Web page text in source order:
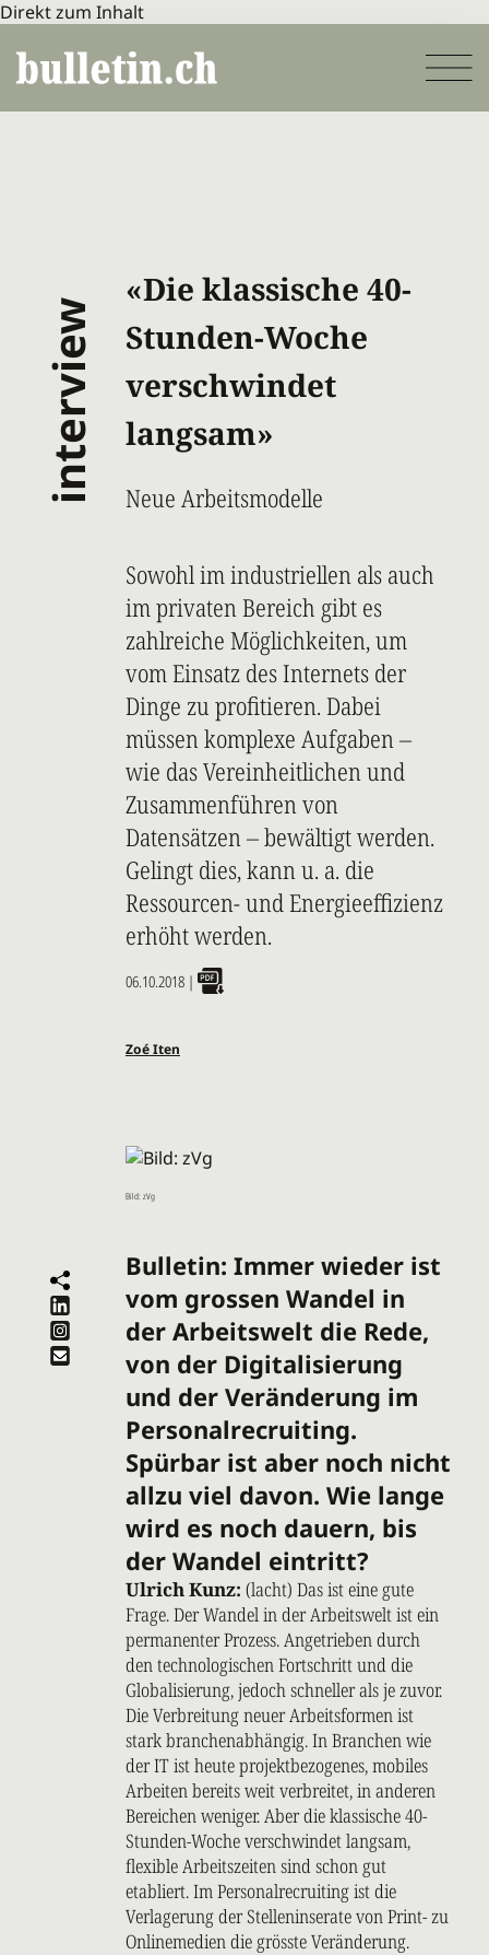
Direkt zum Inhalt
interview
«Die klassische 40-
Stunden-Woche
verschwindet
langsam»
Neue Arbeitsmodelle
Sowohl im industriellen als auch
im privaten Bereich gibt es
zahlreiche Möglichkeiten, um
vom Einsatz des Internets der
Dinge zu profitieren. Dabei
müssen komplexe Aufgaben –
wie das Vereinheitlichen und
Zusammenführen von
Datensätzen – bewältigt werden.
Gelingt dies, kann u. a. die
Ressourcen- und Energieeffizienz
erhöht werden.
06.10.2018 |
Zoé Iten
Bild: zVg
Bulletin: Immer wieder ist
vom grossen Wandel in
der Arbeitswelt die Rede,
von der Digitalisierung
und der Veränderung im
Personalrecruiting.
Spürbar ist aber noch nicht
allzu viel davon. Wie lange
wird es noch dauern, bis
der Wandel eintritt?
Ulrich Kunz: (lacht) Das ist eine gute
Frage. Der Wandel in der Arbeitswelt ist ein
permanenter Prozess. Angetrieben durch
den technologischen Fortschritt und die
Globalisierung, jedoch schneller als je zuvor.
Die Verbreitung neuer Arbeitsformen ist
stark branchenabhängig. In Branchen wie
der IT ist heute projektbezogenes, mobiles
Arbeiten bereits weit verbreitet, in anderen
Bereichen weniger. Aber die klassische 40-
Stunden-Woche verschwindet langsam,
flexible Arbeitszeiten sind schon gut
etabliert. Im Personalrecruiting ist die
Verlagerung der Stelleninserate von Print- zu
Onlinemedien die grösste Veränderung.